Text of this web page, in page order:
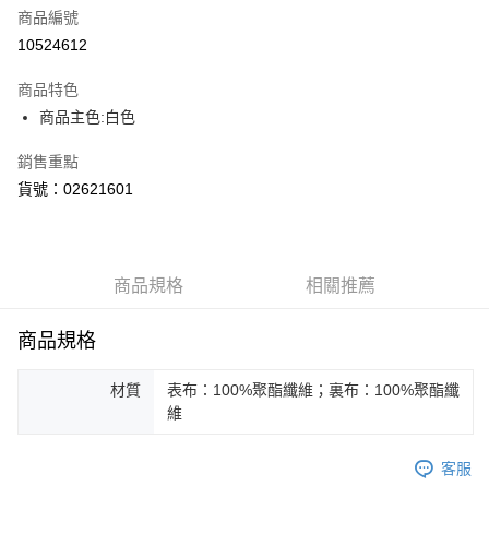
LINE Pay
街口支付
悠遊付
Google Pay
每筆NT$100，滿NT$1,800(含以上)免運費
付款後7-11取貨
每筆NT$100，滿NT$1,800(含以上)免運費
商品編號
10524612
商品特色
商品主色:白色
銷售重點
貨號：02621601
商品規格 相關推薦
商品規格
材質
表布：100%聚酯纖維；裏布：100%聚酯纖
維
客服